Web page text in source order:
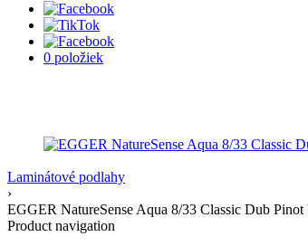
0 položiek
Laminátové podlahy
›
EGGER NatureSense Aqua 8/33 Classic Dub
Product navigation